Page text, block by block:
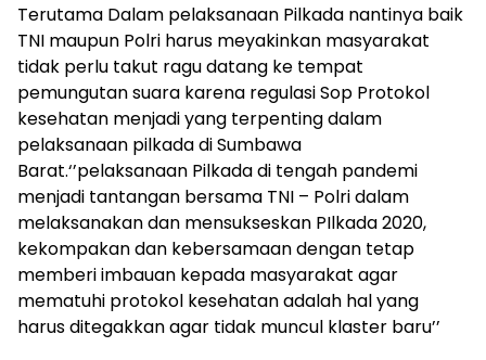
Terutama Dalam pelaksanaan Pilkada nantinya baik
TNI maupun Polri harus meyakinkan masyarakat
tidak perlu takut ragu datang ke tempat
pemungutan suara karena regulasi Sop Protokol
kesehatan menjadi yang terpenting dalam
pelaksanaan pilkada di Sumbawa
Barat.‘’pelaksanaan Pilkada di tengah pandemi
menjadi tantangan bersama TNI – Polri dalam
melaksanakan dan mensukseskan PIlkada 2020,
kekompakan dan kebersamaan dengan tetap
memberi imbauan kepada masyarakat agar
mematuhi protokol kesehatan adalah hal yang
harus ditegakkan agar tidak muncul klaster baru’’